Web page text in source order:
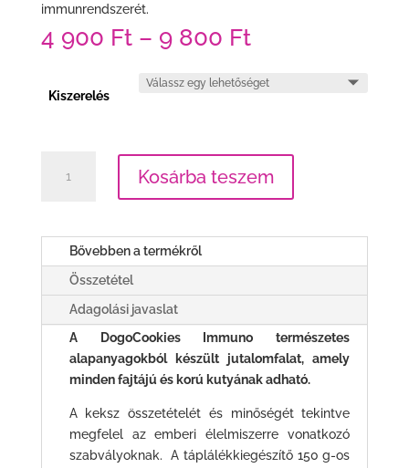
immunrendszerét.
4 900 Ft– 9 800 Ft
Kiszerelés
DogoCookies®
immuno
Kosárba teszem
Bővebben a termékről
Összetétel
Adagolási javaslat
A DogoCookies Immuno természetes
alapanyagokból készült jutalomfalat, amely
minden fajtájú és korú kutyának adható.
A keksz összetételét és minőségét tekintve
megfelel az emberi élelmiszerre vonatkozó
szabvályoknak. A táplálékkiegészítő 150 g-os